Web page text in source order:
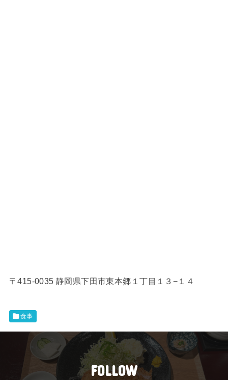
〒415-0035 静岡県下田市東本郷１丁目１３−１４
食事
FOLLOW